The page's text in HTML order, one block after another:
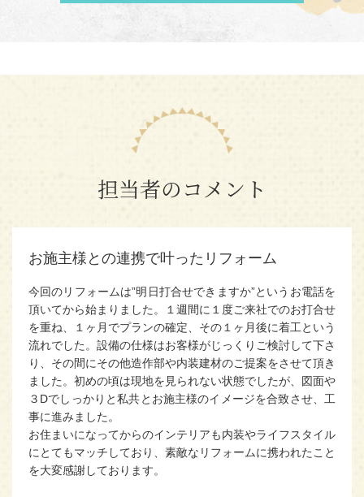
担当者のコメント
お施主様との連携で叶ったリフォーム
今回のリフォームは”明日打合せできますか”というお電話を
頂いてから始まりました。１週間に１度ご来社でのお打合せ
を重ね、１ヶ月でプランの確定、その１ヶ月後に着工という
流れでした。設備の仕様はお客様がじっくりご検討して下さ
り、その間にその他造作部や内装建材のご提案をさせて頂き
ました。初めの頃は現地を見られない状態でしたが、図面や
３Dでしっかりと私共とお施主様のイメージを合致させ、工
事に進みました。
お住まいになってからのインテリアも内装やライフスタイル
にとてもマッチしており、素敵なリフォームに携われたこと
を大変感謝しております。